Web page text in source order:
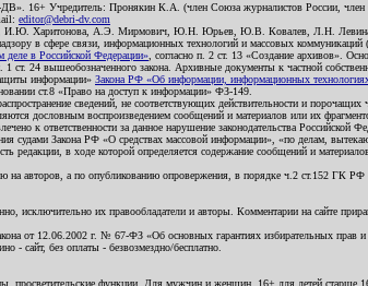
ДВ». 16+ Учредитель: Пронякин К.А. (член Союза журналистов России,
editor@debri-dv.com
И.Ю. Харитонова, А.Э. Мирмович, Ю.Н. Юрьев, Ю.В. Ковалев, Л.Н.
в сфере связи, информационных технологий и массовых
в Российской Федерации» , согласно п. 2 ст. 13 «Создание архивов».
24 вышеобозначенного закона. Архивные документы к частной
информации» Закона РФ «Об информации, информационных
ст.8 «Право на доступ к информации» ФЗ-149.
сведений, не соответствующих действительности и
дословным воспроизведением сообщений и материалов или их
к ответственности за данное нарушение законодательства Российской
Закона РФ «О средствах массовой информации», «по делам,
редакции, в ходе которой определяется содержание сообщений и
авторов, а по опубликованию опровержения, в порядке ч.2 ст.152 ГК РФ -
исключительно их правообладатели и авторы. Комментарии на сайте
от 12.06.2002 г. № 67-ФЗ «Об основных гарантиях избирательных прав и
- сайт, без оплаты - безвозмездно/бесплатно.
просветительские функции. Для мужчин и женщин. 16+ для детей старше